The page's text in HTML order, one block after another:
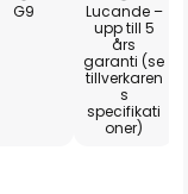
G9
Lucande –
upp till 5
års
garanti (se
tillverkaren
s
specifikati
oner)